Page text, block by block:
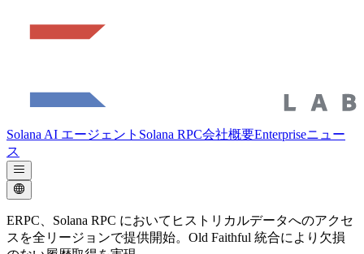
Solana AI エージェント Solana RPC会社概要Enterpriseニュー
ス
ERPC、Solana RPC においてヒストリカルデータへのアクセ
スを全リージョンで提供開始。Old Faithful 統合により欠損